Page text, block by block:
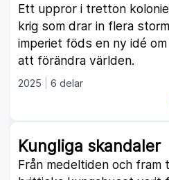
Ett uppror i tretton
krig som drar in flera
imperiet föds en ny idé
att förändra världen.
2025 6 delar
Kungliga skandaler
Från medeltiden och fram